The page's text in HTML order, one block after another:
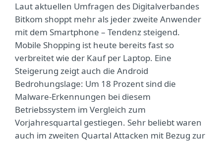
Laut aktuellen Umfragen des Digitalverbandes
Bitkom shoppt mehr als jeder zweite Anwender
mit dem Smartphone – Tendenz steigend.
Mobile Shopping ist heute bereits fast so
verbreitet wie der Kauf per Laptop. Eine
Steigerung zeigt auch die Android
Bedrohungslage: Um 18 Prozent sind die
Malware-Erkennungen bei diesem
Betriebssystem im Vergleich zum
Vorjahresquartal gestiegen. Sehr beliebt waren
auch im zweiten Quartal Attacken mit Bezug zur